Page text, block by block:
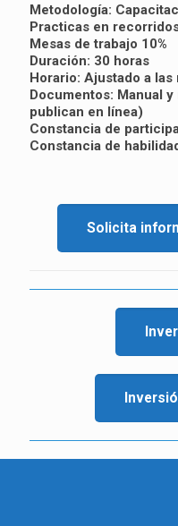
Metodología:
Practicas en
Mesas de trabajo 10%
Duración: 30 horas
Horario: Ajustado a
Documentos: Manual
publican en línea)
Constancia de
Constancia de
Solicita